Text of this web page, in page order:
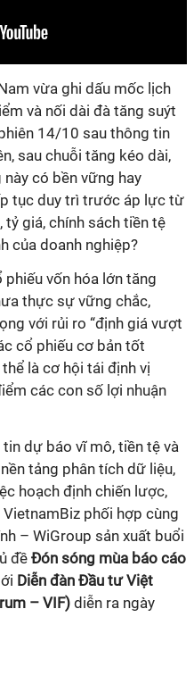
vừa ghi dấu mốc lịch
và nối dài đà tăng suýt
14/10 sau thông tin
sau chuỗi tăng kéo dài,
có bền vững hay
tục duy trì trước áp lực từ
giá, chính sách tiền tệ
của doanh nghiệp?
vốn hóa lớn tăng
thực sự vững chắc,
với rủi ro “định giá vượt
cổ phiếu cơ bản tốt
là cơ hội tái định vị
các con số lợi nhuận
dự báo vĩ mô, tiền tệ và
tảng phân tích dữ liệu,
hoạch định chiến lược,
phối hợp cùng
– WiGroup sản xuất buổi
đề Đón sóng mùa báo cáo
Diễn đàn Đầu tư Việt
– VIF)diễn ra ngày